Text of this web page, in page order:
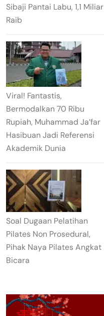
Sibaji Pantai Labu, 1,1 Miliar
Raib
Viral! Fantastis,
Bermodalkan 70 Ribu
Rupiah, Muhammad Ja’far
Hasibuan Jadi Referensi
Akademik Dunia
Soal Dugaan Pelatihan
Pilates Non Prosedural,
Pihak Naya Pilates Angkat
Bicara